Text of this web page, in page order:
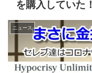
を購入していた！
ニュース